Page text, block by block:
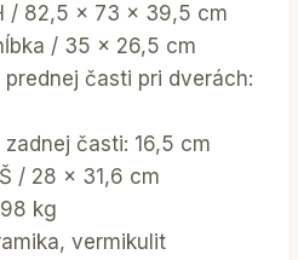
/ 82,5 x 73 x 39,5 cm
/ 35 x 26,5 cm
časti pri dverách:
časti: 16,5 cm
/ 28 x 31,6 cm
kg
vermikulit